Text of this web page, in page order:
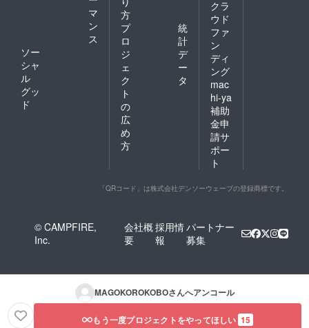
マ
ン
ス
ソー
シャ
ル
グッ
ド
方
プ
ロ
ジ
ェ
ク
ト
の
広
め
方
統
計
デ
ー
タ
クラ
ウド
ファ
ン
ディ
ング
mac
hi-ya
補助
金申
請サ
ポー
ト
「QRコード」は株式会社デンソーウェーブの登録商標です。
© CAMPFIRE,
Inc.
会社概
要
採用情
報
パートナー
募集
MAGOKOROKOBOさんへアンコール
もう一度プロジェクトをやってほしい 15